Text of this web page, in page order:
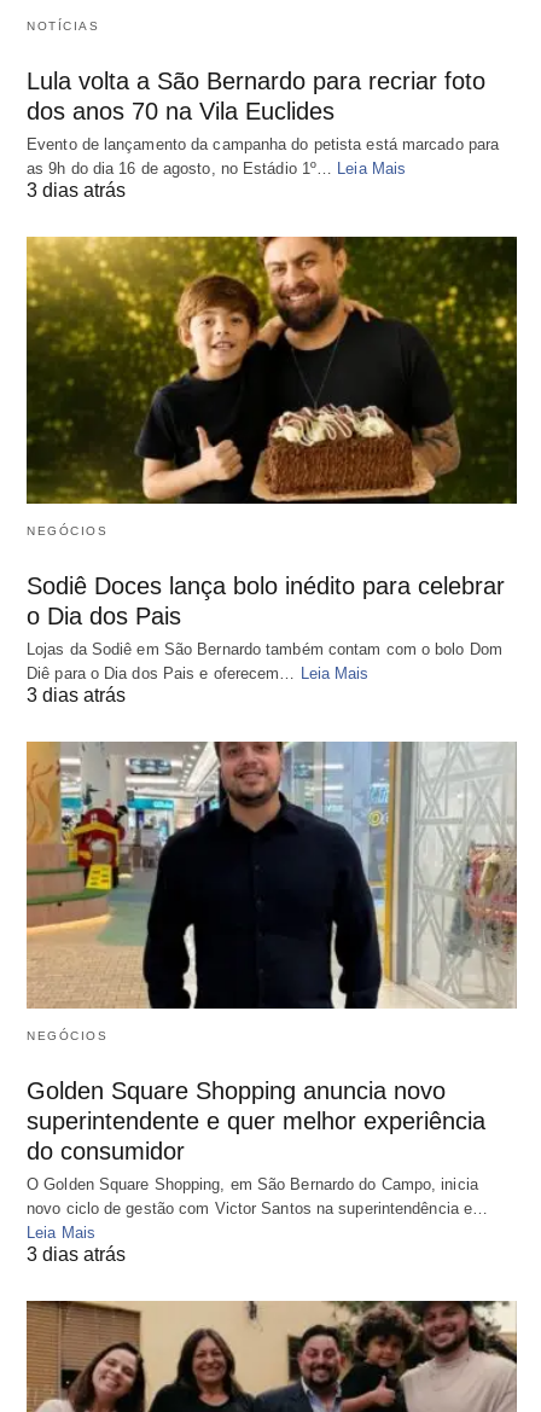
NOTÍCIAS
Lula volta a São Bernardo para recriar foto
dos anos 70 na Vila Euclides
Evento de lançamento da campanha do petista está marcado para
as 9h do dia 16 de agosto, no Estádio 1º… Leia Mais
3 dias atrás
NEGÓCIOS
Sodiê Doces lança bolo inédito para celebrar
o Dia dos Pais
Lojas da Sodiê em São Bernardo também contam com o bolo Dom
Diê para o Dia dos Pais e oferecem… Leia Mais
3 dias atrás
NEGÓCIOS
Golden Square Shopping anuncia novo
superintendente e quer melhor experiência
do consumidor
O Golden Square Shopping, em São Bernardo do Campo, inicia
novo ciclo de gestão com Victor Santos na superintendência e…
Leia Mais
3 dias atrás